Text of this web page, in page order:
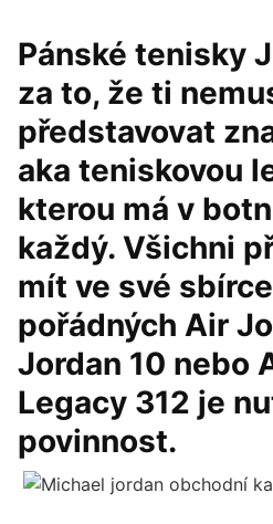
Pánské tenisky
za to, že ti
představovat
aka teniskovou
kterou má v
každý. Všichni
mít ve své
pořádných Air
Jordan 10 nebo
Legacy 312 je
povinnost.